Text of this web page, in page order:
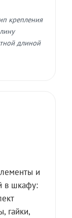
крепления
длиной
и
в шкафу:
гайки,